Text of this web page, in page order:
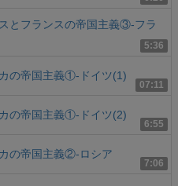
5:36
とフランスの帝国主義③-フラ
07:11
の帝国主義①-ドイツ(1)
6:55
の帝国主義①-ドイツ(2)
7:06
の帝国主義②-ロシア